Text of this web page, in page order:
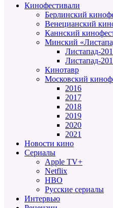
Кинофестивали
Берлинский
Венецианский
Каннский
Минский
Листапад-
Листапад-
Кинотавр
Московский
2016
2017
2018
2019
2020
2021
Новости кино
Сериалы
Apple TV+
Netflix
HBO
Русские сериалы
Интервью